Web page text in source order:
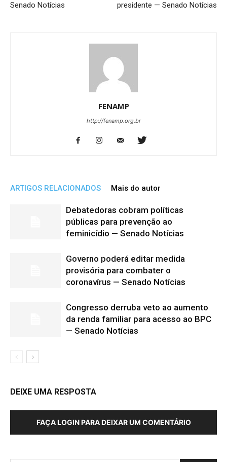
Senado Notícias
presidente — Senado Notícias
FENAMP
http://fenamp.org.br
ARTIGOS RELACIONADOS Mais do autor
Debatedoras cobram políticas
públicas para prevenção ao
feminicídio — Senado Notícias
Governo poderá editar medida
provisória para combater o
coronavírus — Senado Notícias
Congresso derruba veto ao aumento
da renda familiar para acesso ao BPC
— Senado Notícias
DEIXE UMA RESPOSTA
FAÇA LOGIN PARA DEIXAR UM COMENTÁRIO